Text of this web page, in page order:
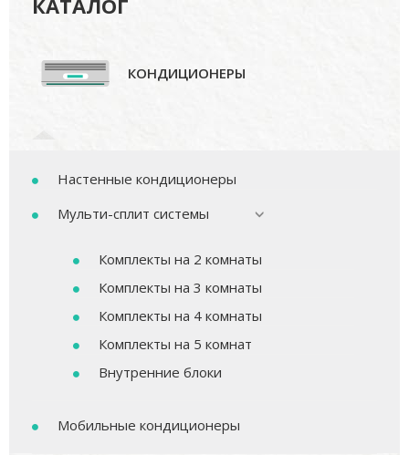
КАТАЛОГ
КОНДИЦИОНЕРЫ
Настенные кондиционеры
Мульти-сплит системы
Комплекты на 2 комнаты
Комплекты на 3 комнаты
Комплекты на 4 комнаты
Комплекты на 5 комнат
Внутренние блоки
Мобильные кондиционеры